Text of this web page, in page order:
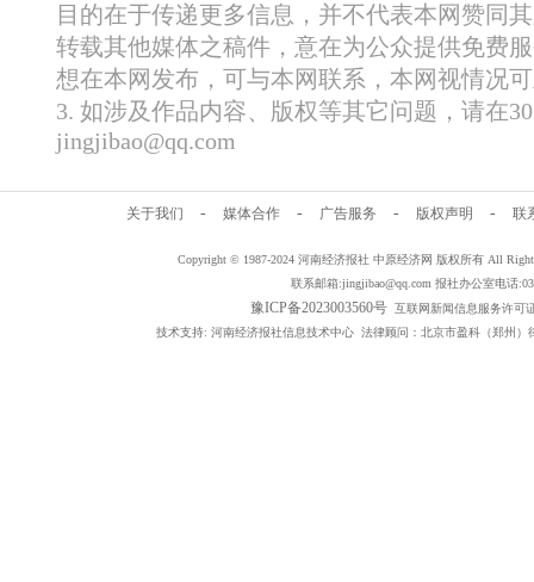
目的在于传递更多信息，并不代表本网赞同
转载其他媒体之稿件，意在为公众提供免费
想在本网发布，可与本网联系，本网视情况
3. 如涉及作品内容、版权等其它问题，请在
jingjibao@qq.com
关于我们 - 媒体合作 - 广告服务 - 版权声明 - 联
Copyright © 1987-2024 河南经济报社 中原经济网 版权所有 All
联系邮箱:jingjibao@qq.com 报社办公室电话
豫ICP备2023003560号互联网新闻信息服务许可
技术支持: 河南经济报社信息技术中心 法律顾问：北京市盈科（郑州